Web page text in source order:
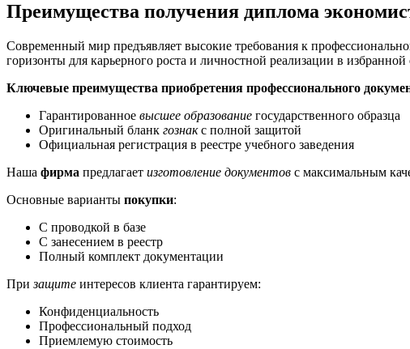
Преимущества получения диплома
Современный мир предъявляет высокие требования к
горизонты для карьерного роста и личностной реализации в избранной
Ключевые преимущества приобретения профессионального
Гарантированное высшее образование государственного образца
Оригинальный бланк гознакс полной защитой
Официальная регистрация в реестре учебного заведения
Наша фирма предлагает изготовление документов с максимальным
Основные варианты покупки:
С проводкой в базе
С занесением в реестр
Полный комплект документации
Призащите интересов клиента гарантируем:
Конфиденциальность
Профессиональный подход
Приемлемую стоимость